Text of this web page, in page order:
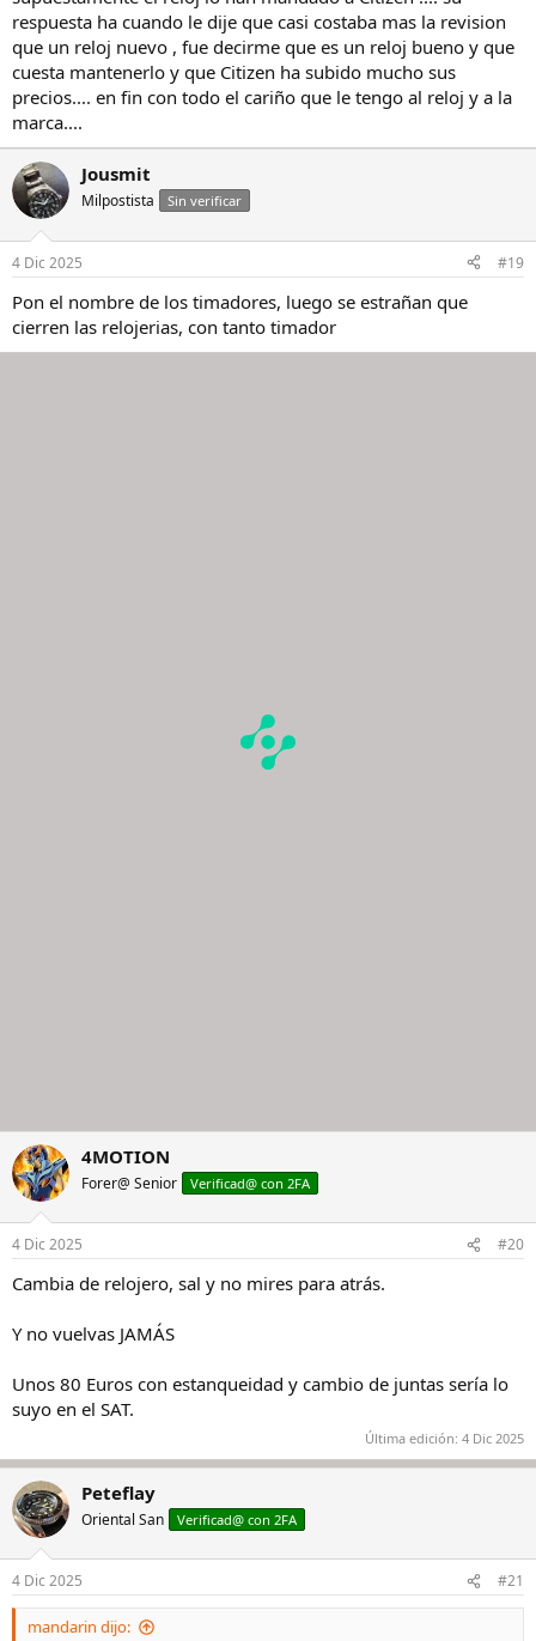
respuesta ha cuando le dije que casi costaba mas la revision
que un reloj nuevo , fue decirme que es un reloj bueno y que
cuesta mantenerlo y que Citizen ha subido mucho sus
precios.... en fin con todo el cariño que le tengo al reloj y a la
marca....
Jousmit
Milpostista Sin verificar
4 Dic 2025 #19
Pon el nombre de los timadores, luego se estrañan que
cierren las relojerias, con tanto timador
4MOTION
Forer@ Senior Verificad@ con 2FA
4 Dic 2025 #20
Cambia de relojero, sal y no mires para atrás.
Y no vuelvas JAMÁS
Unos 80 Euros con estanqueidad y cambio de juntas sería lo
suyo en el SAT.
Última edición: 4 Dic 2025
Peteflay
Oriental San Verificad@ con 2FA
4 Dic 2025 #21
mandarin dijo: